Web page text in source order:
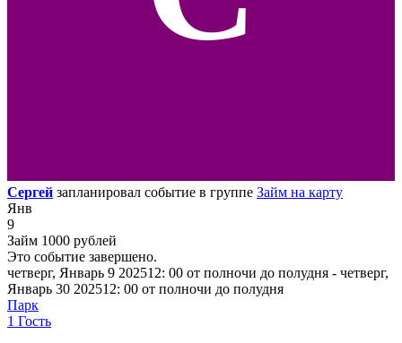
Сергей запланировал событие в группе Займ на карту
Янв
9
Займ 1000 рублей
Это событие завершено.
четверг, Январь 9 202512: 00 от полночи до полудня - четверг,
Январь 30 202512: 00 от полночи до полудня
Парк
1 Гость